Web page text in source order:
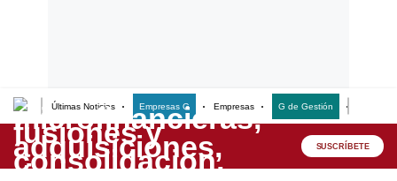
Últimas Noticias Empresas G Empresas G de Gestión
Lo último
Peru Quiosco SUSCRÍBETE